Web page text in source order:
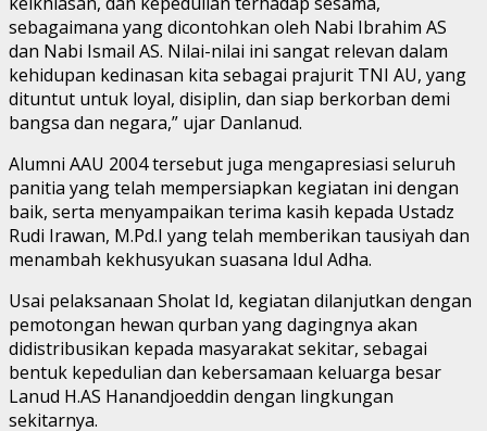
sebagaimana yang dicontohkan oleh Nabi Ibrahim AS
dan Nabi Ismail AS. Nilai-nilai ini sangat relevan dalam
kehidupan kedinasan kita sebagai prajurit TNI AU, yang
dituntut untuk loyal, disiplin, dan siap berkorban demi
bangsa dan negara,” ujar Danlanud.
Alumni AAU 2004 tersebut juga mengapresiasi seluruh
panitia yang telah mempersiapkan kegiatan ini dengan
baik, serta menyampaikan terima kasih kepada Ustadz
Rudi Irawan, M.Pd.I yang telah memberikan tausiyah dan
menambah kekhusyukan suasana Idul Adha.
Usai pelaksanaan Sholat Id, kegiatan dilanjutkan dengan
pemotongan hewan qurban yang dagingnya akan
didistribusikan kepada masyarakat sekitar, sebagai
bentuk kepedulian dan kebersamaan keluarga besar
Lanud H.AS Hanandjoeddin dengan lingkungan
sekitarnya.